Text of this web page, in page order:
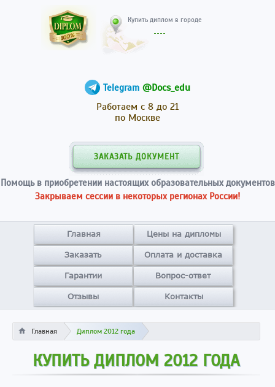
Telegram @Docs_edu
Работаем с 8 до 21
по Москве
ЗАКАЗАТЬ ДОКУМЕНТ
Помощь в приобретении настоящих образовательных документов
Закрываем сессии в некоторых регионах России!
Главная Цены на дипломы
Заказать Оплата и доставка
Гарантии Вопрос-ответ
Отзывы Контакты
Главная Диплом 2012 года
КУПИТЬ ДИПЛОМ 2012 ГОДА